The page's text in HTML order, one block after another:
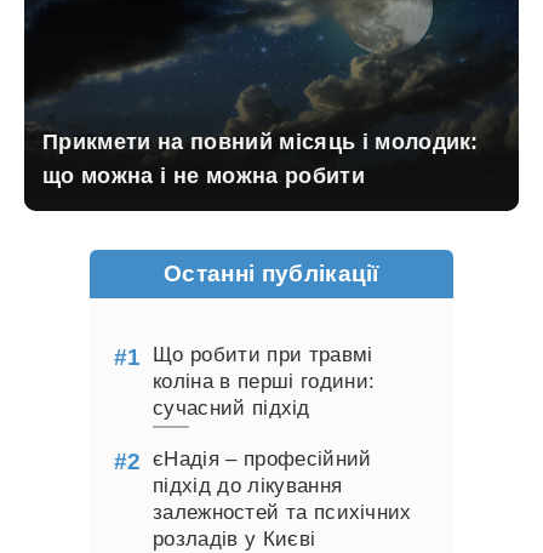
Прикмети на повний місяць і молодик:
що можна і не можна робити
Останні публікації
Що робити при травмі
коліна в перші години:
сучасний підхід
єНадія – професійний
підхід до лікування
залежностей та психічних
розладів у Києві